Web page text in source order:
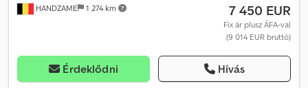
HANDZAME 1 274 km 7 450 EUR
Fix ár plusz ÁFA-val
(9 014 EUR bruttó)
Érdeklődni Hívás